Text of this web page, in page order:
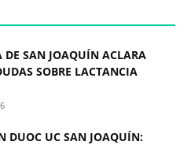
DE SAN JOAQUÍN ACLARA
SOBRE LACTANCIA
DUOC UC SAN JOAQUÍN: